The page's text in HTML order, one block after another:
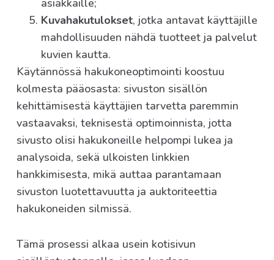
asiakkaille;
Kuvahakutulokset, jotka antavat käyttäjille
mahdollisuuden nähdä tuotteet ja palvelut
kuvien kautta.
Käytännössä hakukoneoptimointi koostuu
kolmesta pääosasta: sivuston sisällön
kehittämisestä käyttäjien tarvetta paremmin
vastaavaksi, teknisestä optimoinnista, jotta
sivusto olisi hakukoneille helpompi lukea ja
analysoida, sekä ulkoisten linkkien
hankkimisesta, mikä auttaa parantamaan
sivuston luotettavuutta ja auktoriteettia
hakukoneiden silmissä.
Tämä prosessi alkaa usein kotisivun